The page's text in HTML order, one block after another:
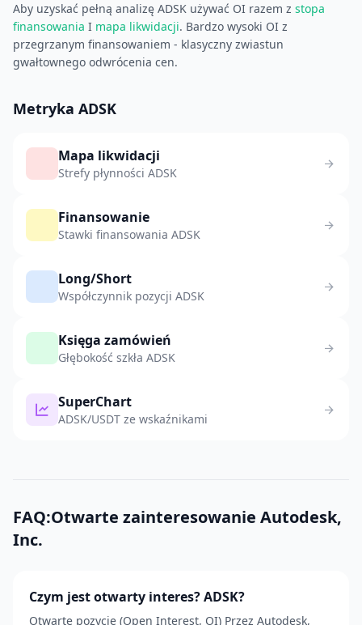
Aby uzyskać pełną analizę ADSK używać OI razem z stopa
finansowania I mapa likwidacji. Bardzo wysoki OI z
przegrzanym finansowaniem - klasyczny zwiastun
gwałtownego odwrócenia cen.
Metryka ADSK
Mapa likwidacji
Strefy płynności ADSK
Finansowanie
Stawki finansowania ADSK
Long/Short
Współczynnik pozycji ADSK
Księga zamówień
Głębokość szkła ADSK
SuperChart
ADSK/USDT ze wskaźnikami
FAQ:Otwarte zainteresowanie Autodesk,
Inc.
Czym jest otwarty interes? ADSK?
Otwarte pozycje (Open Interest, OI) Przez Autodesk,